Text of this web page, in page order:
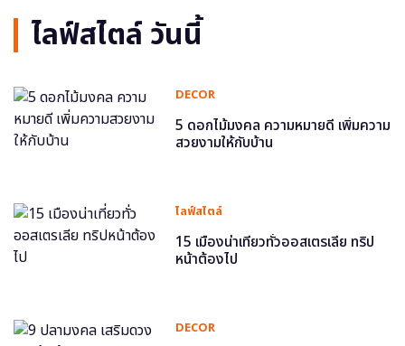
ไลฟ์สไตล์ วันนี้
DECOR
5 ดอกไม้มงคล ความหมายดี เพิ่มความ
สวยงามให้กับบ้าน
ไลฟ์สไตล์
15 เมืองน่าเที่ยวทั่วออสเตรเลีย ทริป
หน้าต้องไป
DECOR